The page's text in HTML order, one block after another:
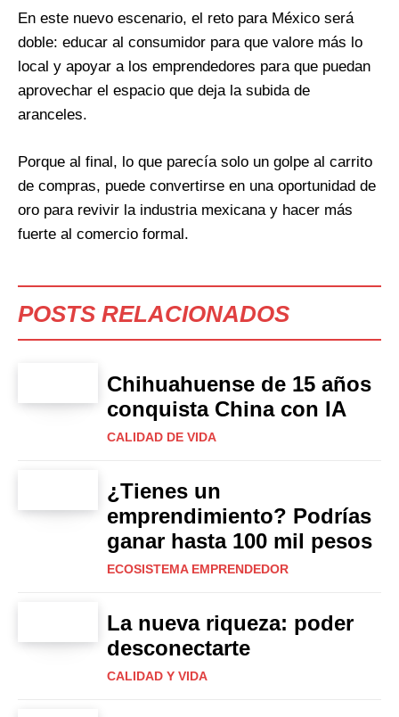
En este nuevo escenario, el reto para México será
doble: educar al consumidor para que valore más lo
local y apoyar a los emprendedores para que puedan
aprovechar el espacio que deja la subida de
aranceles.
Porque al final, lo que parecía solo un golpe al carrito
de compras, puede convertirse en una oportunidad de
oro para revivir la industria mexicana y hacer más
fuerte al comercio formal.
POSTS RELACIONADOS
Chihuahuense de 15 años
conquista China con IA
CALIDAD DE VIDA
¿Tienes un
emprendimiento? Podrías
ganar hasta 100 mil pesos
ECOSISTEMA EMPRENDEDOR
La nueva riqueza: poder
desconectarte
CALIDAD Y VIDA